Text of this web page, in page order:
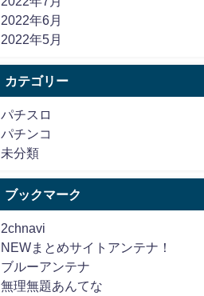
2022年6月
2022年5月
カテゴリー
パチスロ
パチンコ
未分類
ブックマーク
2chnavi
NEWまとめサイトアンテナ！
ブルーアンテナ
無理無題あんてな